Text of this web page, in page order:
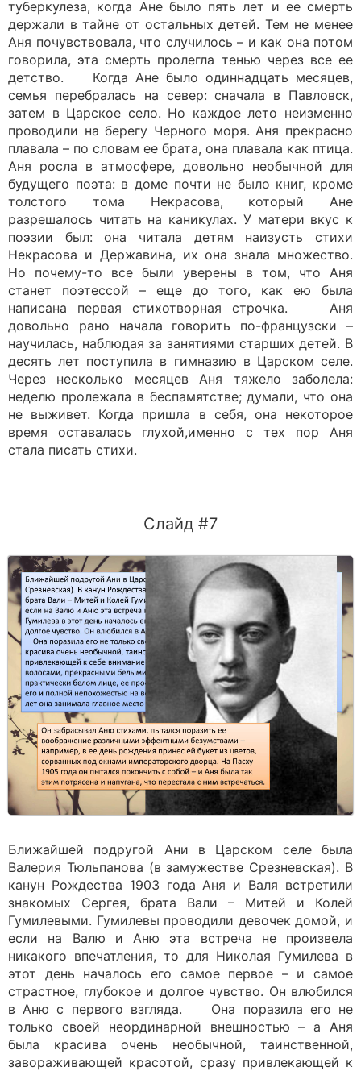
туберкулеза, когда Ане было пять лет и ее смерть
держали в тайне от остальных детей. Тем не менее
Аня почувствовала, что случилось – и как она потом
говорила, эта смерть пролегла тенью через все ее
детство. Когда Ане было одиннадцать месяцев,
семья перебралась на север: сначала в Павловск,
затем в Царское село. Но каждое лето неизменно
проводили на берегу Черного моря. Аня прекрасно
плавала – по словам ее брата, она плавала как птица.
Аня росла в атмосфере, довольно необычной для
будущего поэта: в доме почти не было книг, кроме
толстого тома Некрасова, который Ане
разрешалось читать на каникулах. У матери вкус к
поэзии был: она читала детям наизусть стихи
Некрасова и Державина, их она знала множество.
Но почему-то все были уверены в том, что Аня
станет поэтессой – еще до того, как ею была
написана первая стихотворная строчка. Аня
довольно рано начала говорить по-французски –
научилась, наблюдая за занятиями старших детей. В
десять лет поступила в гимназию в Царском селе.
Через несколько месяцев Аня тяжело заболела:
неделю пролежала в беспамятстве; думали, что она
не выживет. Когда пришла в себя, она некоторое
время оставалась глухой,именно с тех пор Аня
стала писать стихи.
Слайд #7
Ближайшей подругой Ани в Царском селе была
Валерия Тюльпанова (в замужестве Срезневская). В
канун Рождества 1903 года Аня и Валя встретили
знакомых Сергея, брата Вали – Митей и Колей
Гумилевыми. Гумилевы проводили девочек домой, и
если на Валю и Аню эта встреча не произвела
никакого впечатления, то для Николая Гумилева в
этот день началось его самое первое – и самое
страстное, глубокое и долгое чувство. Он влюбился
в Аню с первого взгляда. Она поразила его не
только своей неординарной внешностью – а Аня
была красива очень необычной, таинственной,
завораживающей красотой, сразу привлекающей к